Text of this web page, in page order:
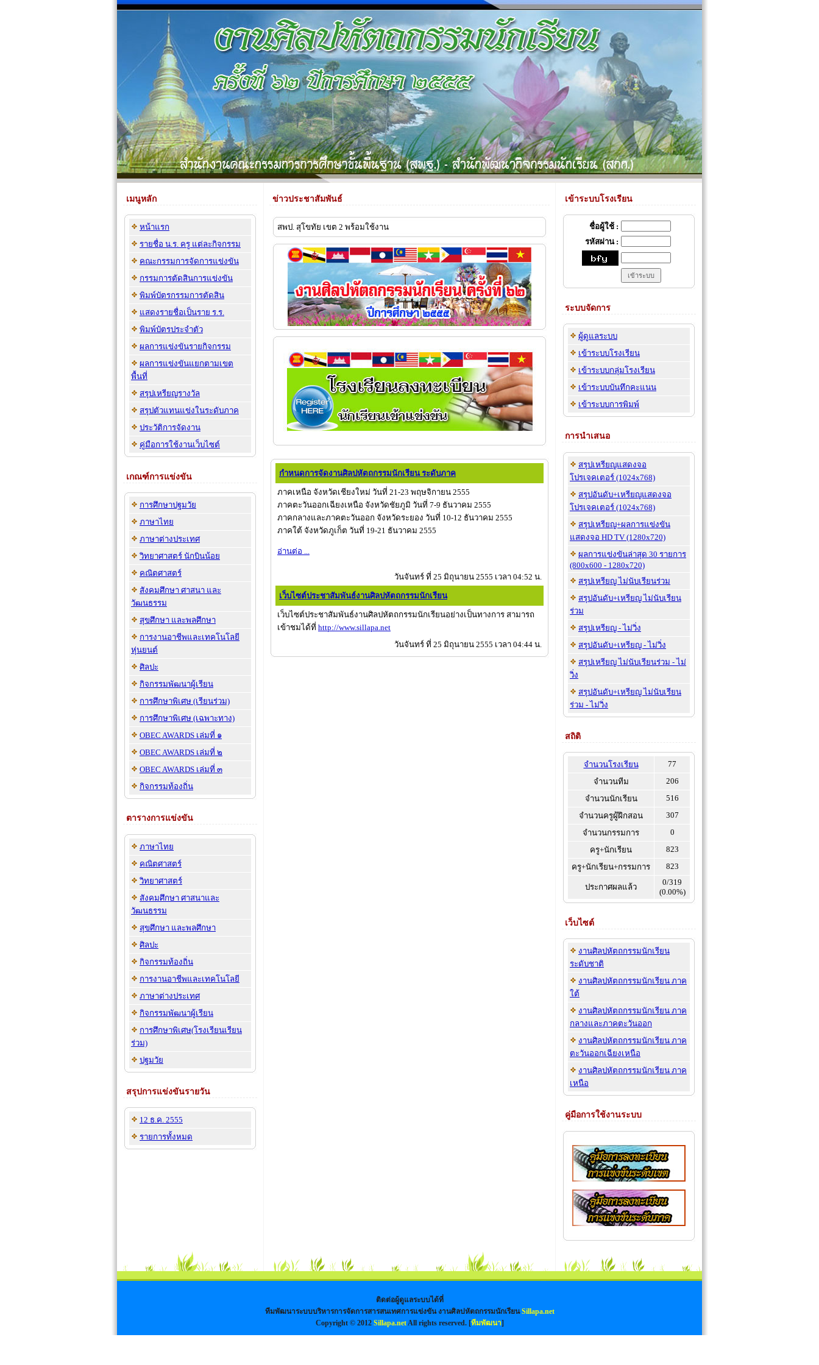
เมนูหลัก
หน้าแรก
รายชื่อ น.ร. ครู แต่ละกิจกรรม
คณะกรรมการจัดการแข่งขัน
กรรมการตัดสินการแข่งขัน
พิมพ์บัตรกรรมการตัดสิน
แสดงรายชื่อเป็นราย ร.ร.
พิมพ์บัตรประจำตัว
ผลการแข่งขันรายกิจกรรม
ผลการแข่งขันแยกตามเขต
พื้นที่
สรุปเหรียญรางวัล
สรุปตัวแทนแข่งในระดับภาค
ประวัติการจัดงาน
คู่มือการใช้งานเว็บไซต์
เกณฑ์การแข่งขัน
การศึกษาปฐมวัย
ภาษาไทย
ภาษาต่างประเทศ
วิทยาศาสตร์ นักบินน้อย
คณิตศาสตร์
สังคมศึกษา ศาสนา และ
วัฒนธรรม
สุขศึกษา และพลศึกษา
การงานอาชีพและเทคโนโลยี
หุ่นยนต์
ศิลปะ
กิจกรรมพัฒนาผู้เรียน
การศึกษาพิเศษ (เรียนร่วม)
การศึกษาพิเศษ (เฉพาะทาง)
OBEC AWARDS เล่มที่ ๑
OBEC AWARDS เล่มที่ ๒
OBEC AWARDS เล่มที่ ๓
กิจกรรมท้องถิ่น
ตารางการแข่งขัน
ภาษาไทย
คณิตศาสตร์
วิทยาศาสตร์
สังคมศึกษา ศาสนาและ
วัฒนธรรม
สุขศึกษา และพลศึกษา
ศิลปะ
กิจกรรมท้องถิ่น
การงานอาชีพและเทคโนโลยี
ภาษาต่างประเทศ
กิจกรรมพัฒนาผู้เรียน
การศึกษาพิเศษ(โรงเรียนเรียน
ร่วม)
ปฐมวัย
สรุปการแข่งขันรายวัน
12 ธ.ค. 2555
รายการทั้งหมด
ข่าวประชาสัมพันธ์
สพป. สุโขทัย เขต 2 พร้อมใช้งาน
กำหนดการจัดงานศิลปหัตถกรรมนักเรียน ระดับภาค
ภาคเหนือ จังหวัดเชียงใหม่ วันที่ 21-23 พฤษจิกายน 2555
ภาคตะวันออกเฉียงเหนือ จังหวัดชัยภูมิ วันที่ 7-9 ธันวาคม 2555
ภาคกลางและภาคตะวันออก จังหวัดระยอง วันที่ 10-12 ธันวาคม 2555
ภาคใต้ จังหวัดภูเก็ต วันที่ 19-21 ธันวาคม 2555
อ่านต่อ ...
วันจันทร์ ที่ 25 มิถุนายน 2555 เวลา 04:52 น.
เว็บไซต์ประชาสัมพันธ์งานศิลปหัตถกรรมนักเรียน
เว็บไซต์ประชาสัมพันธ์งานศิลปหัตถกรรมนักเรียนอย่างเป็นทางการ สามารถ
เข้าชมได้ที่ http://www.sillapa.net
วันจันทร์ ที่ 25 มิถุนายน 2555 เวลา 04:44 น.
เข้าระบบโรงเรียน
ชื่อผู้ใช้ :
รหัสผ่าน :
ระบบจัดการ
ผู้ดูแลระบบ
เข้าระบบโรงเรียน
เข้าระบบกลุ่มโรงเรียน
เข้าระบบบันทึกคะแนน
เข้าระบบการพิมพ์
การนำเสนอ
สรุปเหรียญแสดงจอ
โปรเจคเตอร์ (1024x768)
สรุปอันดับ+เหรียญแสดงจอ
โปรเจคเตอร์ (1024x768)
สรุปเหรียญ+ผลการแข่งขัน
แสดงจอ HD TV (1280x720)
ผลการแข่งขันล่าสุด 30 รายการ
(800x600 - 1280x720)
สรุปเหรียญ ไม่นับเรียนร่วม
สรุปอันดับ+เหรียญ ไม่นับเรียน
ร่วม
สรุปเหรียญ - ไม่วิ่ง
สรุปอันดับ+เหรียญ - ไม่วิ่ง
สรุปเหรียญ ไม่นับเรียนร่วม - ไม่
วิ่ง
สรุปอันดับ+เหรียญ ไม่นับเรียน
ร่วม - ไม่วิ่ง
สถิติ
จำนวนโรงเรียน
77
จำนวนทีม
206
จำนวนนักเรียน
516
จำนวนครูผู้ฝึกสอน
307
จำนวนกรรมการ
0
ครู+นักเรียน
823
ครู+นักเรียน+กรรมการ
823
ประกาศผลแล้ว
0/319
(0.00%)
เว็บไซต์
งานศิลปหัตถกรรมนักเรียน
ระดับชาติ
งานศิลปหัตถกรรมนักเรียน ภาค
ใต้
งานศิลปหัตถกรรมนักเรียน ภาค
กลางและภาคตะวันออก
งานศิลปหัตถกรรมนักเรียน ภาค
ตะวันออกเฉียงเหนือ
งานศิลปหัตถกรรมนักเรียน ภาค
เหนือ
คู่มือการใช้งานระบบ
ติดต่อผู้ดูแลระบบได้ที่
ทีมพัฒนาระบบบริหารการจัดการสารสนเทศการแข่งขัน งานศิลปหัตถกรรมนักเรียนSillapa.net
Copyright © 2012 Sillapa.netAll rights reserved. [ทีมพัฒนา]